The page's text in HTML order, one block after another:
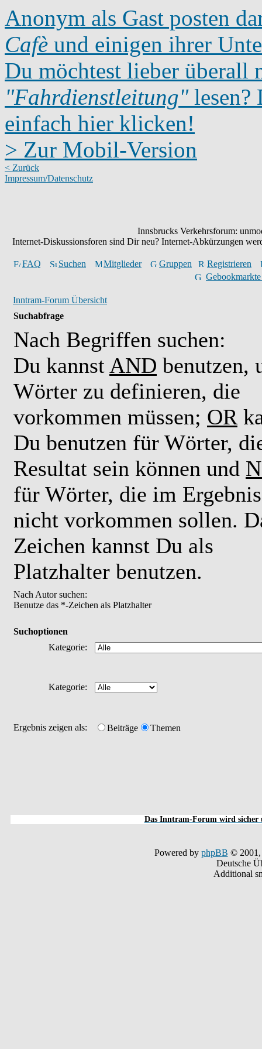
Anonym als Gast posten
Cafè und einigen ihrer
Du möchtest lieber überall
"Fahrdienstleitung"lesen?
einfach hier klicken!
> Zur Mobil-Version
< Zurück
Impressum/Datenschutz
Innsbrucks Verkehrsforum:
Internet-Diskussionsforen sind Dir neu? Internet-Abkürzungen
FAQ Suchen Mitglieder Gruppen
Registrieren
Inntram-Forum Übersicht
Suchabfrage
Nach Begriffen suchen:
Du kannst AND benutzen,
Wörter zu definieren, die
vorkommen müssen; OR
Du benutzen für Wörter,
Resultat sein können und
für Wörter, die im Ergebnis
nicht vorkommen sollen.
Zeichen kannst Du als
Platzhalter benutzen.
Nach Autor suchen:
Benutze das *-Zeichen als Platzhalter
Suchoptionen
Kategorie:
Kategorie:
Ergebnis zeigen als: Beiträge Themen
Das Inntram-Forum wird sicher
Powered by phpBB © 2001,
Deutsche
Additional